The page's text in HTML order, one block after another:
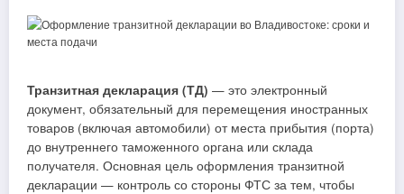
Транзитная декларация (ТД) — это электронный
документ, обязательный для перемещения иностранных
товаров (включая автомобили) от места прибытия (порта)
до внутреннего таможенного органа или склада
получателя. Основная цель оформления транзитной
декларации — контроль со стороны ФТС за тем, чтобы